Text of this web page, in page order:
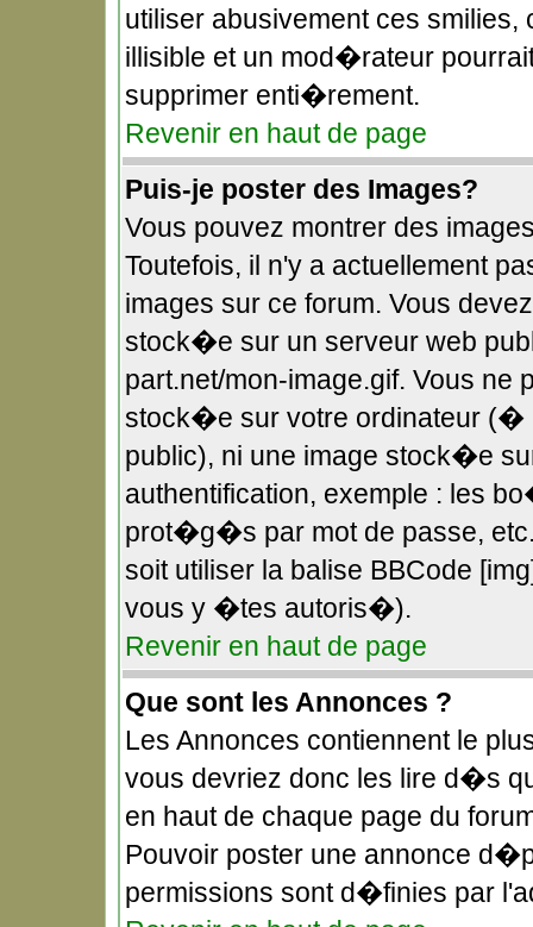
utiliser abusivement ces
illisible et un mod�rateur
supprimer enti�rement.
Revenir en haut de page
Puis-je poster des Images?
Vous pouvez montrer des
Toutefois, il n'y a actuellement
images sur ce forum. Vous
stock�e sur un serveur web
part.net/mon-image.gif. Vous
stock�e sur votre ordinateur (�
public), ni une image stock�e
authentification, exemple : les
prot�g�s par mot de passe,
soit utiliser la balise BBCode
vous y �tes autoris�).
Revenir en haut de page
Que sont les Annonces ?
Les Annonces contiennent le
vous devriez donc les lire d�s
en haut de chaque page du
Pouvoir poster une annonce
permissions sont d�finies par